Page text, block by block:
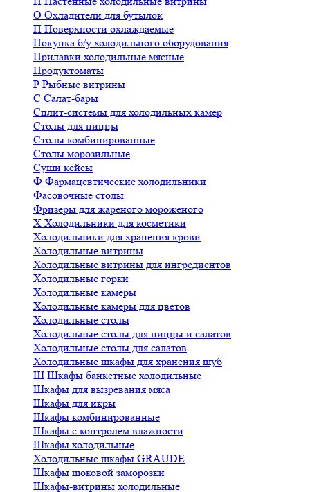
О Охладители для бутылок
П Поверхности охлаждаемые
Покупка б/у холодильного оборудования
Прилавки холодильные мясные
Продуктоматы
Р Рыбные витрины
С Салат-бары
Сплит-системы для холодильных камер
Столы для пиццы
Столы комбинированные
Столы морозильные
Суши кейсы
Ф Фармацевтические холодильники
Фасовочные столы
Фризеры для жареного мороженого
Х Холодильники для косметики
Холодильники для хранения крови
Холодильные витрины
Холодильные витрины для ингредиентов
Холодильные горки
Холодильные камеры
Холодильные камеры для цветов
Холодильные столы
Холодильные столы для пиццы и салатов
Холодильные столы для салатов
Холодильные шкафы для хранения шуб
Ш Шкафы банкетные холодильные
Шкафы для вызревания мяса
Шкафы для икры
Шкафы комбинированные
Шкафы с контролем влажности
Шкафы холодильные
Холодильные шкафы GRAUDE
Шкафы шоковой заморозки
Шкафы-витрины холодильные